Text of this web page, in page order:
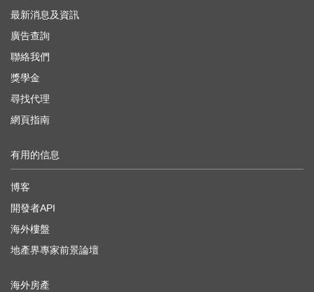
最新消息及資訊
廣告查詢
聯絡我們
獎學金
尋找代理
網頁指南
有用的信息
博客
開發者API
海外樓盤
地產界專家前景論壇
海外房產